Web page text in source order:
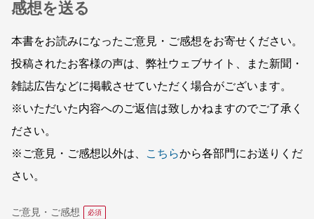
感想を送る
本書をお読みになったご意見・ご感想をお寄せください。
投稿されたお客様の声は、弊社ウェブサイト、また新聞・
雑誌広告などに掲載させていただく場合がございます。
※いただいた内容へのご返信は致しかねますのでご了承く
ださい。
※ご意見・ご感想以外は、
こちらから各部門にお送りくだ
さい。
ご意見・ご感想